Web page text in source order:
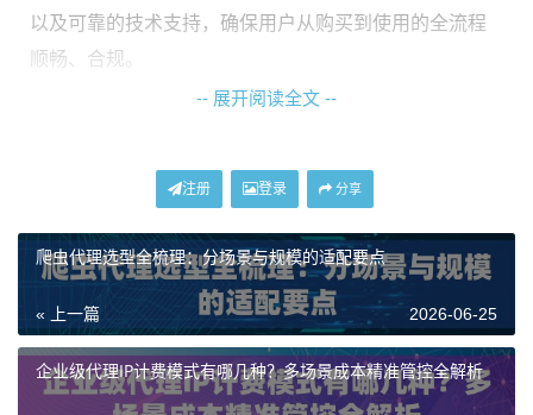
以及可靠的技术支持，确保用户从购买到使用的全流程
顺畅、合规。
市场上的代理IP服务种类繁多，功能侧重各不相同。盲
响业务效果。第一步是明确自己的核心需求。
如果您需要进行大规模、持续性的数据采集或内容分
发，对IP使用数量和网络流量消耗有极高要求，那么不
限量代理IP套餐可能更为合适。这类套餐通常提供专属
-- 展开阅读全文 --
注册 登录 分享
爬虫代理选型全梳理：分场景与规模的适配要点
« 上一篇 2026-06-25
企业级代理IP计费模式有哪几种？多场景成本精准管控全解析